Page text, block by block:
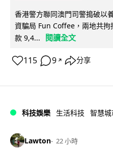
香港警方聯同澳門司警搗破以
資騙局 Fun Coffee，兩地共
款 9,4...
閱讀全文
115 9 ↗ 分享
科技娛樂 生活科技 智慧
Lawton 22 小時